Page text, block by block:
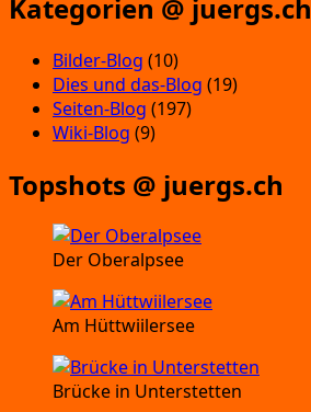
Kategorien @ juergs.ch
Bilder-Blog (10)
Dies und das-Blog (19)
Seiten-Blog (197)
Wiki-Blog (9)
Topshots @ juergs.ch
Der Oberalpsee
Am Hüttwiilersee
Brücke in Unterstetten